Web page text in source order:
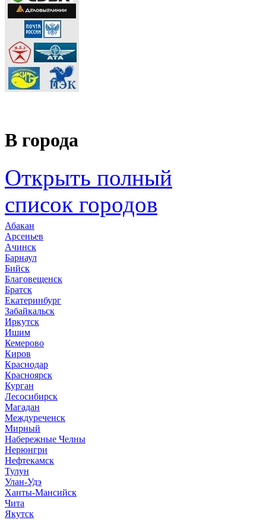
В города
Открыть полный
список городов
Абакан
Арсеньев
Ачинск
Барнаул
Бийск
Благовещенск
Братск
Екатеринбург
Забайкальск
Иркутск
Ишим
Кемерово
Киров
Краснодар
Красноярск
Курган
Лесосибирск
Магадан
Междуреченск
Мирный
Набережные Челны
Нерюнгри
Нефтекамск
Тулун
Улан-Удэ
Ханты-Мансийск
Чита
Якутск